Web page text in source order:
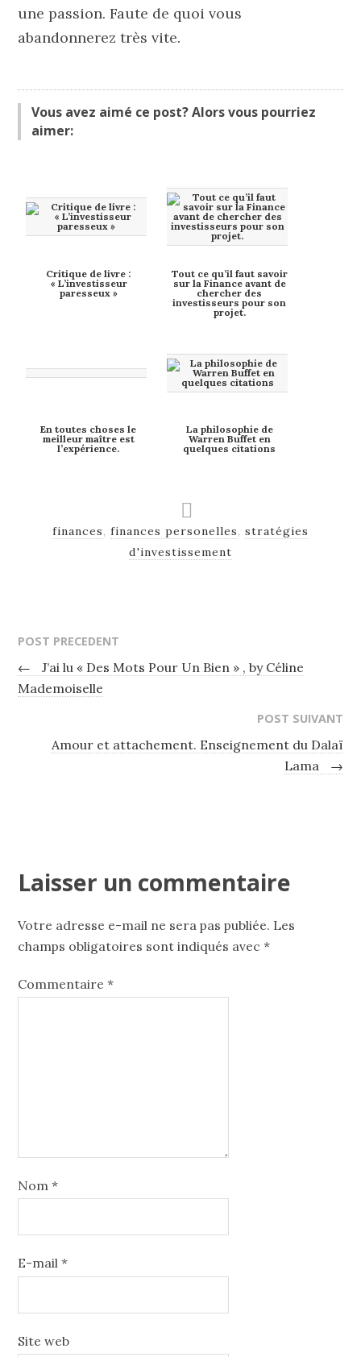
une passion. Faute de quoi vous
abandonnerez très vite.
Vous avez aimé ce post? Alors vous pourriez
aimer:
Critique de livre :
« L’investisseur
paresseux »
Tout ce qu’il faut savoir
sur la Finance avant de
chercher des
investisseurs pour son
projet.
En toutes choses le
meilleur maître est
l’expérience.
La philosophie de
Warren Buffet en
quelques citations
finances, finances personelles, stratégies
d'investissement
POST PRECEDENT
←
J’ai lu « Des Mots Pour Un Bien » , by Céline
Mademoiselle
POST SUIVANT
Amour et attachement. Enseignement du Dalaï
Lama
→
Laisser un commentaire
Votre adresse e-mail ne sera pas publiée. Les
champs obligatoires sont indiqués avec*
Commentaire*
Nom*
E-mail*
Site web